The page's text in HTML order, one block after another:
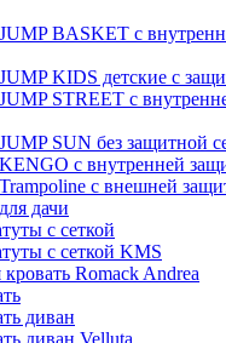
BASKET с
KIDS детские с
STREET с
SUN без защитной
с внутренней
с внешней
дачи
с сеткой
с сеткой KMS
Romack Andrea
диван